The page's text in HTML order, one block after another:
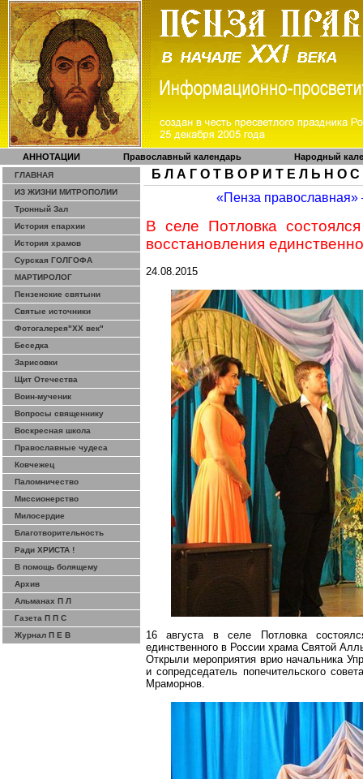
АННОТАЦИИ Православный календарь Народный
ГЛАВНАЯ
ИЗ ЖИЗНИ МИТРОПОЛИИ
Тронный Зал
История епархии
История храмов
Сурская ГОЛГОФА
МАРТИРОЛОГ
Пензенские святыни
Святые источники
Фотогалерея"ХХ век"
Беседка
Зарисовки
Щит Отечества
Воин-мученик
Вопросы священнику
Воскресная школа
Православные чудеса
Ковчежец
Паломничество
Миссионерство
Милосердие
Благотворительность
Ради ХРИСТА !
В помощь болящему
Архив
Альманах П Л
Газета П П С
Журнал П Е В
Б Л А Г О Т В О Р И Т Е Л Ь Н О С
«Пенза православная»
В селе Потловка
восстановления
24.08.2015
16 августа в селе Потловка
единственного в России храма Святой
Открыли мероприятия врионачальника
и сопредседатель попечительского
Мраморнов.